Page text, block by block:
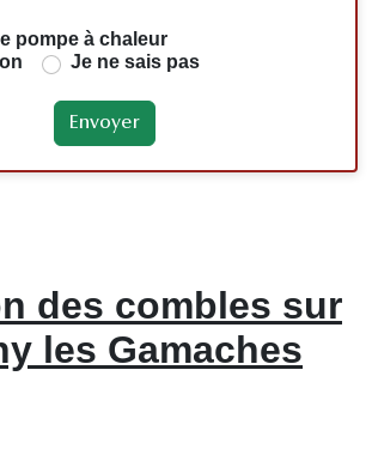
pompe à chaleur
Je ne sais pas
des combles sur
les Gamaches